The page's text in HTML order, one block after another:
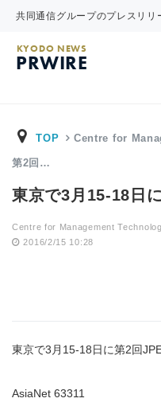
共同通信グループのプレスリリ
KYODO NEWS
PRWIRE
TOP Centre for
第2回…
東京で3月15-18日
Centre for Management
2016/2/15 10:28
東京で3月15-18日に第2回
AsiaNet 63311